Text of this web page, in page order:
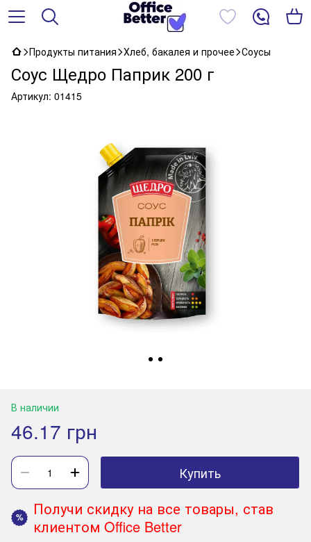
Продукты питания Хлеб, бакалея и прочее Соусы
Соус Щедро Паприк 200 г
Артикул: 01415
В наличии
46.17 грн
Купить
%
Получи скидку на все товары, став
клиентом Office Better